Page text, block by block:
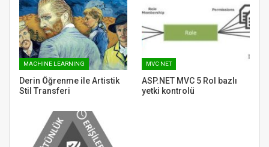
MACHINE LEARNING
Derin Öğrenme ile Artistik
Stil Transferi
MVC NET
ASP.NET MVC 5 Rol bazlı
yetki kontrolü